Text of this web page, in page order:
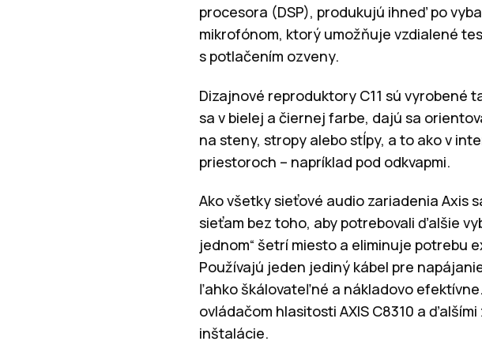
procesora (DSP), produkujú ihneď po
mikrofónom, ktorý umožňuje vzdialené
s potlačením ozveny.
Dizajnové reproduktory C11 sú vyrobené
sa v bielej a čiernej farbe, dajú sa
na steny, stropy alebo stĺpy, a to ako v
priestoroch – napríklad pod odkvapmi.
Ako všetky sieťové audio zariadenia Axis
sieťam bez toho, aby potrebovali ďalšie
jednom“ šetrí miesto a eliminuje potrebu
Používajú jeden jediný kábel pre
ľahko škálovateľné a nákladovo
ovládačom hlasitosti AXIS C8310 a
inštalácie.